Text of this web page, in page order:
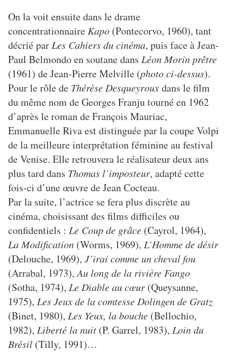
On la voit ensuite dans le drame
concentrationnaire Kapo (Pontecorvo, 1960), tant
décrié par Les Cahiers du cinéma, puis face à Jean-
Paul Belmondo en soutane dans Léon Morin prêtre
(1961) de Jean-Pierre Melville (photo ci-dessus).
Pour le rôle de Thérèse Desqueyrouxdans le film
du même nom de Georges Franju tourné en 1962
d’après le roman de François Mauriac,
Emmanuelle Riva est distinguée par la coupe Volpi
de la meilleure interprétation féminine au festival
de Venise. Elle retrouvera le réalisateur deux ans
plus tard dans Thomas l’imposteur, adapté cette
fois-ci d’une œuvre de Jean Cocteau.
Par la suite, l’actrice se fera plus discrète au
cinéma, choisissant des films difficiles ou
confidentiels : Le Coup de grâce (Cayrol, 1964),
La Modification (Worms, 1969), L’Homme de désir
(Delouche, 1969), J’irai comme un cheval fou
(Arrabal, 1973),Au long de la rivière Fango
(Sotha, 1974), Le Diable au cœur (Queysanne,
1975), Les Jeux de la comtesse Dolingen de Gratz
(Binet, 1980), Les Yeux, la bouche (Bellochio,
1982), Liberté la nuit (P. Garrel, 1983), Loin du
Brésil (Tilly, 1991)…